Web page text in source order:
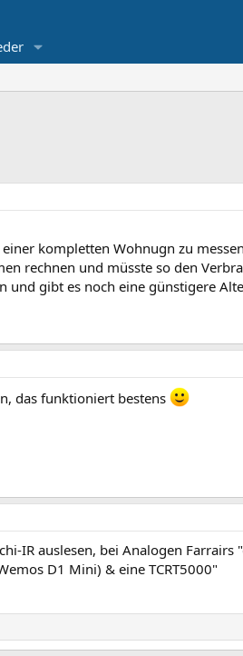
kompletten Wohnugn zu
rechnen und müsste so den
und gibt es noch eine günstigere
das funktioniert bestens
IR auslesen, bei Analogen
D1 Mini) & eine TCRT5000"